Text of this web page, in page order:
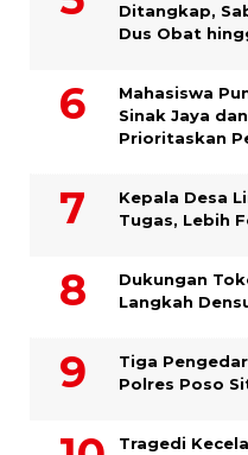
Ditangkap,
Dus Obat
Mahasiswa
Sinak Jaya
Prioritaskan
Kepala Desa
Tugas, Lebih
Dukungan
Langkah
Tiga
Polres Poso
Tragedi